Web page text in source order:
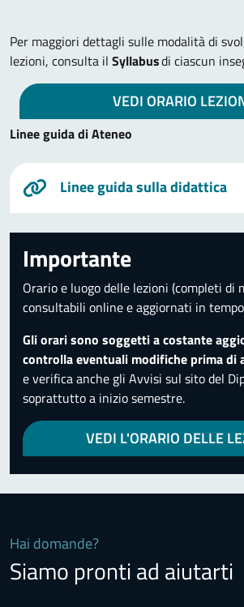
Per maggiori dettagli sulle modalità di
lezioni, consulta il Syllabusdi ciascun
VEDI ORARIO
Linee guida di Ateneo
Linee guida sulla didattica
Importante
Orario e luogo delle lezioni (completi di
consultabili online e aggiornati in
Gli orari sono soggetti a costante
controlla eventuali modifiche prima di
e verifica anche gli Avvisi sul sito del
soprattutto a inizio semestre.
VEDI L'ORARIO DELLE
Hai domande?
Siamo pronti ad aiutarti